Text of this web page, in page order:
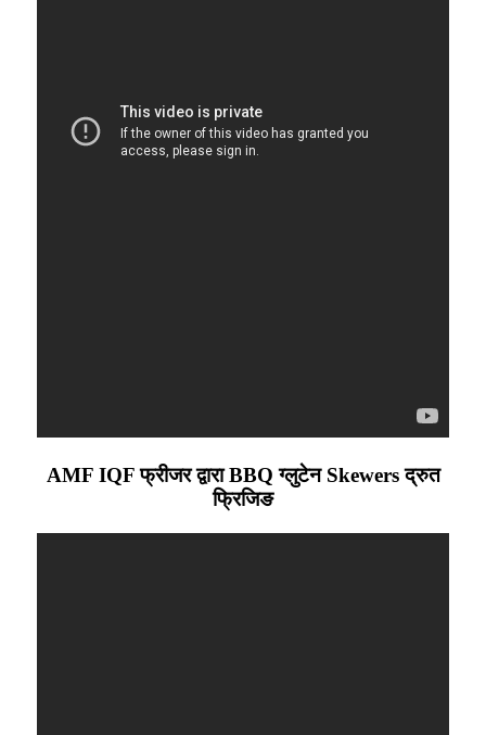
AMF IQF फ्रीजर द्वारा BBQ ग्लुटेन Skewers द्रुत
फ्रिजिङ